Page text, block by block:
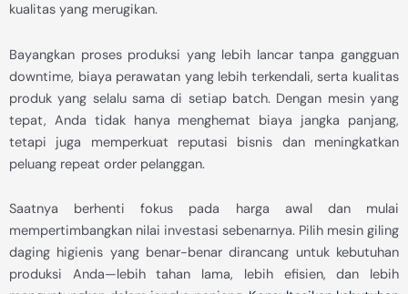
kualitas yang merugikan.
Bayangkan proses produksi yang lebih lancar tanpa gangguan
downtime, biaya perawatan yang lebih terkendali, serta kualitas
produk yang selalu sama di setiap batch. Dengan mesin yang
tepat, Anda tidak hanya menghemat biaya jangka panjang,
tetapi juga memperkuat reputasi bisnis dan meningkatkan
peluang repeat order pelanggan.
Saatnya berhenti fokus pada harga awal dan mulai
mempertimbangkan nilai investasi sebenarnya. Pilih mesin giling
daging higienis yang benar-benar dirancang untuk kebutuhan
produksi Anda—lebih tahan lama, lebih efisien, dan lebih